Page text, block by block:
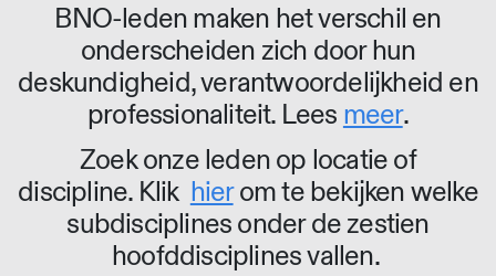
BNO-leden maken het verschil en
onderscheiden zich door hun
deskundigheid, verantwoordelijkheid en
professionaliteit. Lees meer.
Zoek onze leden op locatie of
discipline. Klik hierom te bekijken welke
subdisciplines onder de zestien
hoofddisciplines vallen.